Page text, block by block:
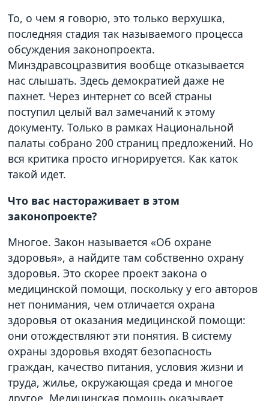
То, о чем я говорю, это только верхушка,
последняя стадия так называемого процесса
обсуждения законопроекта.
Минздравсоцразвития вообще отказывается
нас слышать. Здесь демократией даже не
пахнет. Через интернет со всей страны
поступил целый вал замечаний к этому
документу. Только в рамках Национальной
палаты собрано 200 страниц предложений. Но
вся критика просто игнорируется. Как каток
такой идет.
Что вас настораживает в этом
законопроекте?
Многое. Закон называется «Об охране
здоровья», а найдите там собственно охрану
здоровья. Это скорее проект закона о
медицинской помощи, поскольку у его авторов
нет понимания, чем отличается охрана
здоровья от оказания медицинской помощи:
они отождествляют эти понятия. В систему
охраны здоровья входят безопасность
граждан, качество питания, условия жизни и
труда, жилье, окружающая среда и многое
другое. Медицинская помощь оказывает